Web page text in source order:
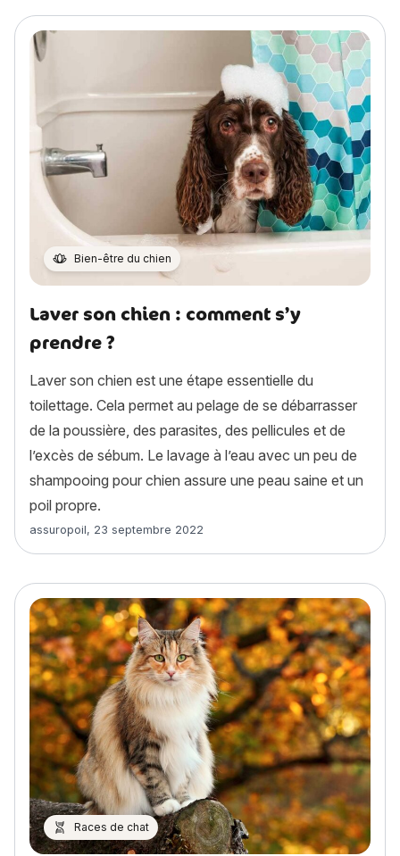
Bien-être du chien
Laver son chien : comment s’y
prendre ?
Laver son chien est une étape essentielle du
toilettage. Cela permet au pelage de se débarrasser
de la poussière, des parasites, des pellicules et de
l’excès de sébum. Le lavage à l’eau avec un peu de
shampooing pour chien assure une peau saine et un
poil propre.
Article rédigé par
assuropoil, 23 septembre 2022
Races de chat